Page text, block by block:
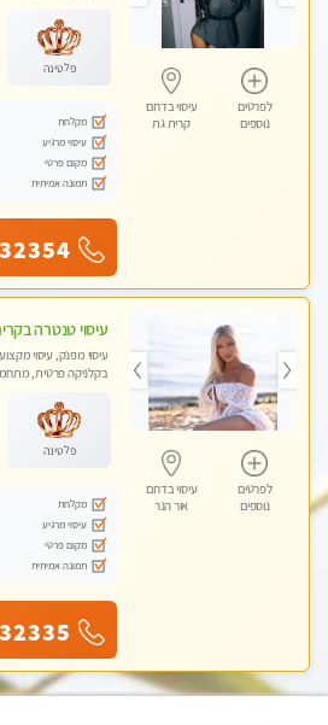
לפרטים
נוספים
עיסוי בדרום
קרית גת
פלטינה
מקלחת
עיסוי מרגיע
מקום פרטי
תמונה אמיתית
לפרטים
נוספים
עיסוי בדרום
אור הנר
עיסוי מפנק, עיסוי
בקלניקה פרטית,
פלטינה
מקלחת
עיסוי מרגיע
מקום פרטי
תמונה אמיתית